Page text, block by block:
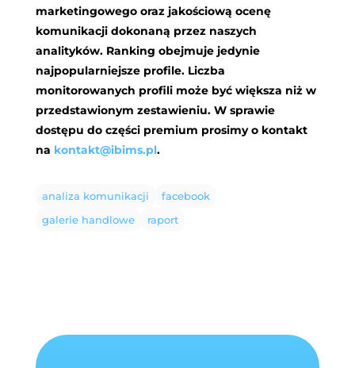
marketingowego oraz jakościową ocenę
komunikacji dokonaną przez naszych
analityków. Ranking obejmuje jedynie
najpopularniejsze profile. Liczba
monitorowanych profili może być większa niż w
przedstawionym zestawieniu. W sprawie
dostępu do części premium prosimy o kontakt
na kontakt@ibims.pl.
analiza komunikacji
facebook
galerie handlowe
raport